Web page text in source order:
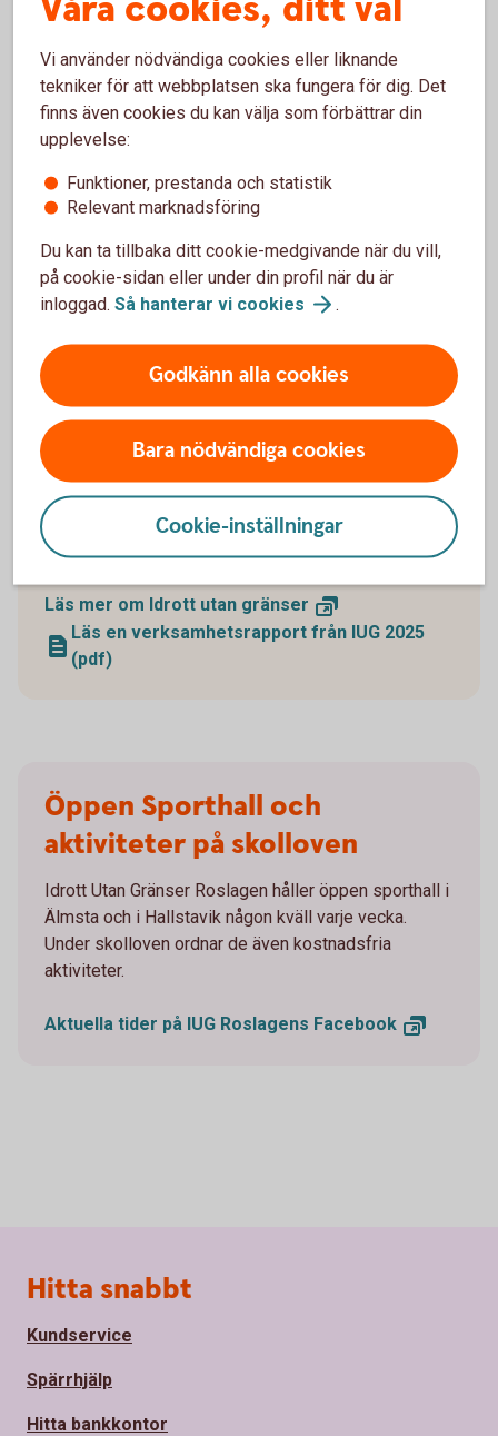
Hallstavik(efterskolverksamhet)
Om IUG
barnens självkänsla och självförtroende och
därmed få dem att se större möjligheter för
framtiden. IUGs ledare finns på plats på
sätt får barn och ungdomarprova på olika
idrotter och lockas till meningsfulla
Bygger påsamarbete mellan offentlig, privat
och ideell sektor
Möjliggörs av en unik konstellation bestående av
Norrtälje kommun, Roslagens Sparbanks
Stiftelser och ICA Flygfyren.
Läs mer om Idrott utan gränser
Läs en verksamhetsrapport från IUG 2025
(pdf)
Öppen Sporthall och
aktiviteter på skolloven
Idrott Utan Gränser Roslagen håller öppen sporthall i
Älmsta och i Hallstavik någon kväll varje vecka.
Under skolloven ordnar de även kostnadsfria
aktiviteter.
Aktuella tider på IUG Roslagens Facebook
Vi använder nödvändiga cookies eller liknande
tekniker för att webbplatsen ska fungera för dig. Det
finns även cookies du kan välja som förbättrar din
upplevelse:
Funktioner, prestanda och statistik
Relevant marknadsföring
Du kan ta tillbaka ditt cookie-medgivande när du vill,
på cookie-sidan eller under din profil när du är
inloggad. Så hanterar vi cookies .
Godkänn alla cookies
Bara nödvändiga cookies
Cookie-inställningar
Sidfot
Hitta snabbt
Kundservice
Spärrhjälp
Hitta bankkontor